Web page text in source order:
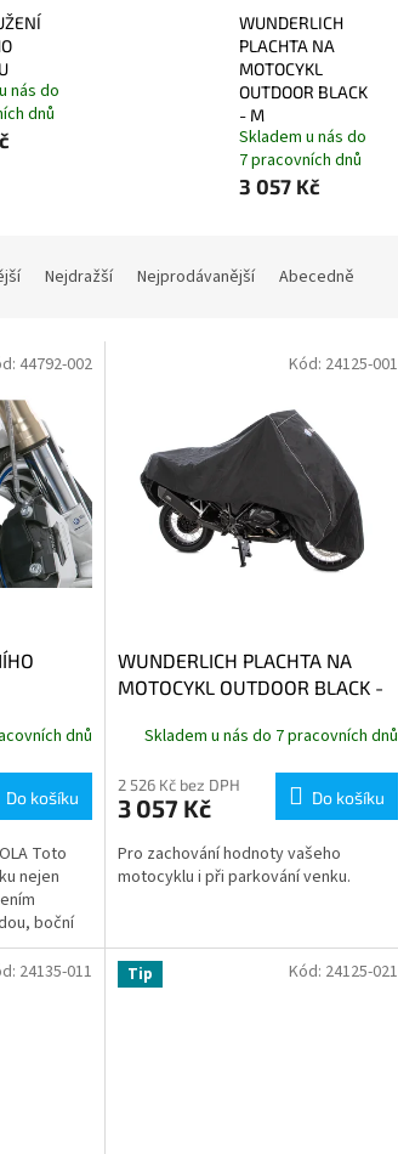
nás do
dnů
WUNDERLICH
PLACHTA NA
MOTOCYKL
OUTDOOR BLACK
- M
Skladem u nás do
7 pracovních dnů
3 057 Kč
Nejdražší Nejprodávanější Abecedně
dnů
Do košíku
Toto
nejen
boční
agresivní
44792-002
WUNDERLICH PLACHTA NA
MOTOCYKL OUTDOOR BLACK -
Skladem u nás do 7 pracovních dnů
2 526 Kč bez DPH
3 057 Kč Do košíku
Pro zachování hodnoty vašeho
motocyklu i při parkování venku.
Kód: 24125-001
24135-011 Tip Kód: 24125-021